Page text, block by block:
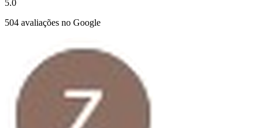
5.0
504 avaliações no Google